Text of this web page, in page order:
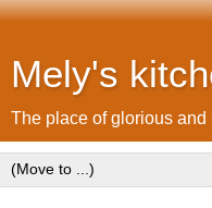
Mely's
The place of glorious and